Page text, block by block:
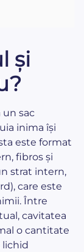
și
un sac
inima își
este format
fibros și
strat intern,
care este
Între
cavitatea
o cantitate
lichid